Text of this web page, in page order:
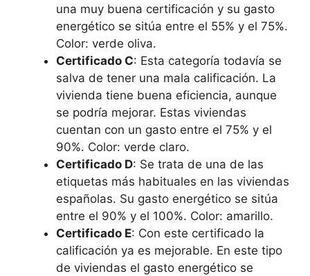
una muy buena certificación y su gasto
energético se sitúa entre el 55% y el 75%.
Color: verde oliva.
Certificado C: Esta categoría todavía se
salva de tener una mala calificación. La
vivienda tiene buena eficiencia, aunque
se podría mejorar. Estas viviendas
cuentan con un gasto entre el 75% y el
90%. Color: verde claro.
Certificado D: Se trata de una de las
etiquetas más habituales en las viviendas
españolas. Su gasto energético se sitúa
entre el 90% y el 100%. Color: amarillo.
Certificado E: Con este certificado la
calificación ya es mejorable. En este tipo
de viviendas el gasto energético se